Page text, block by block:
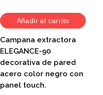
Añadir al carrito
Campana extractora
ELEGANCE-90
decorativa de pared
acero color negro con
panel touch.